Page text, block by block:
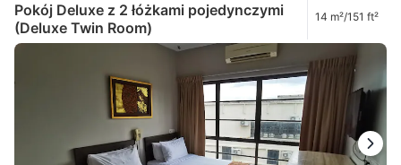
Pokój Deluxe z 2 łóżkami pojedynczymi
(Deluxe Twin Room)
14 m²/151 ft²